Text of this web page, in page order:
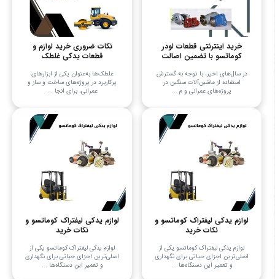
خرید اینترنتی قطعات لودر
کوماتسو با تضمین اصالت
در سال‌های اخیر، با توجه به گسترش
استفاده از ماشین‌آلات سنگین در
پروژه‌های عمرانی و م ...
نکات ضروری خرید لوازم و
قطعات یدکی غلطک
غلطک‌ها به‌عنوان یکی از ابزارهای
پرکاربرد در پروژه‌های ساخت و ساز و
عمرانی، برای انجا ...
لوازم یدکی لیفتراک کوماتسو و
نکات خرید
لوازم یدکی لیفتراک کوماتسو یکی از
اصلی‌ترین اجزای حیاتی برای نگهداری
و تعمیر این دستگاه‌ها ...
لوازم یدکی لیفتراک کوماتسو و
نکات خرید
لوازم یدکی لیفتراک کوماتسو یکی از
اصلی‌ترین اجزای حیاتی برای نگهداری
و تعمیر این دستگاه‌ها ...